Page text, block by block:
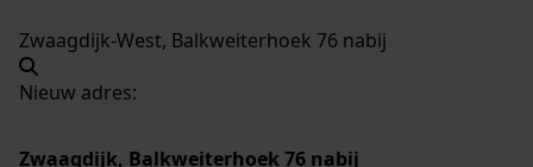
Zwaagdijk-West, Balkweiterhoek 76 nabij
Nieuw adres:
Zwaagdijk, Balkweiterhoek 76 nabij